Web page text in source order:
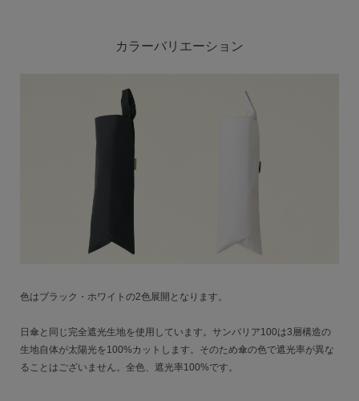
カラーバリエーション
色はブラック・ホワイトの2色展開となります。
日傘と同じ完全遮光生地を使用しています。サンバリア100は3層構造の
生地自体が太陽光を100%カットします。そのため傘の色で遮光率が異な
ることはございません。全色、遮光率100%です。